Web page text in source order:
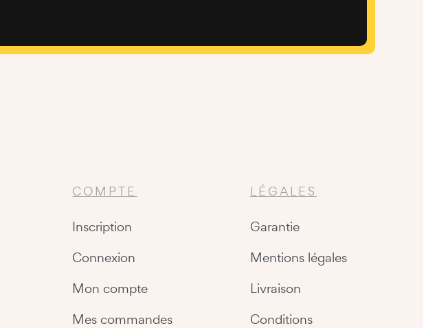
COMPTE
Inscription
Connexion
Mon compte
Mes commandes
LÉGALES
Garantie
Mentions légales
Livraison
Conditions